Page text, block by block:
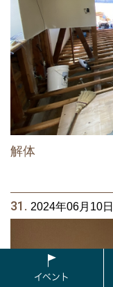
解体
31. 2024年06月10日
イベント